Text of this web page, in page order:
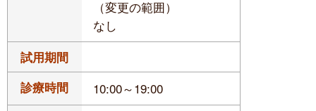
（変更の範囲）
なし
試用期間
診療時間
10:00～19:00